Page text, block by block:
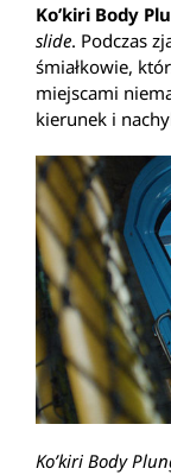
Ko’kiri Body
slide. Podczas
śmiałkowie,
miejscami
kierunek i
Ko’kiri Body